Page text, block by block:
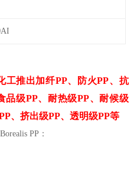
工推出加纤PP、防火PP、抗
品级PP、耐热级PP、耐候级
、挤出级PP、透明级PP等
PP：